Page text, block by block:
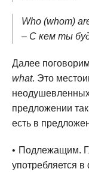
Who (whom)
– С кем ты
Далее
what. Это
предложении
есть в
Подлежащим.
употребляется